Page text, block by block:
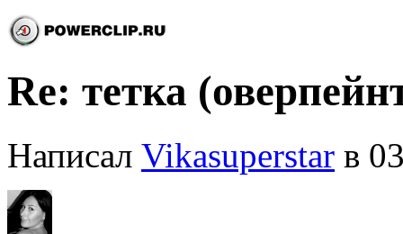
Re: тетка
Написал Vikasuperstar в